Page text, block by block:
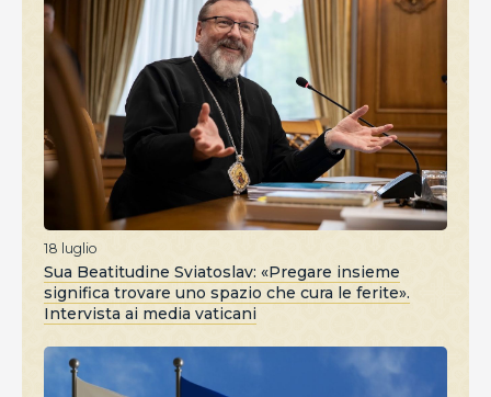
18 luglio
Sua Beatitudine Sviatoslav: «Pregare insieme
significa trovare uno spazio che cura le ferite».
Intervista ai media vaticani